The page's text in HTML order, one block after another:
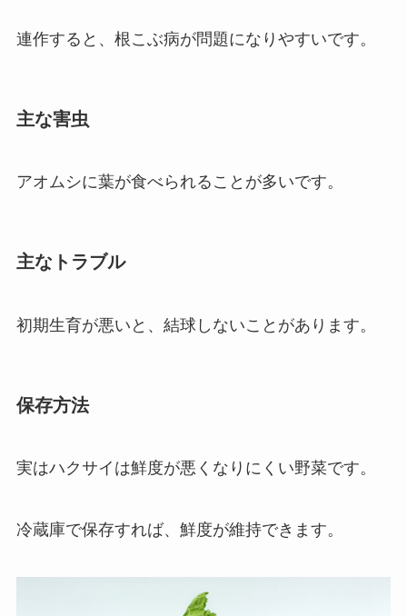
連作すると、根こぶ病が問題になりやすいです。
主な害虫
アオムシに葉が食べられることが多いです。
主なトラブル
初期生育が悪いと、結球しないことがあります。
保存方法
実はハクサイは鮮度が悪くなりにくい野菜です。
冷蔵庫で保存すれば、鮮度が維持できます。